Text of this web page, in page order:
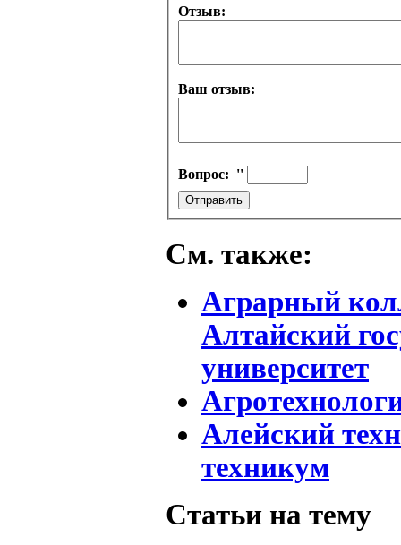
Отзыв:
Ваш отзыв:
Вопрос: ''
См. также:
Аграрный
Алтайский
университет
Алейский
техникум
Статьи на тему